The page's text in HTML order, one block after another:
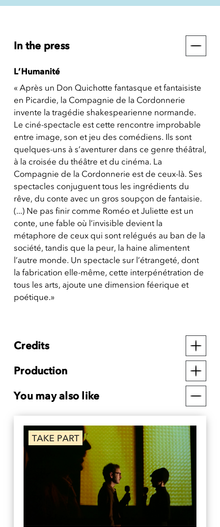
In the press
L’Humanité
« Après un Don Quichotte fantasque et fantaisiste
en Picardie, la Compagnie de la Cordonnerie
invente la tragédie shakespearienne normande.
Le ciné-spectacle est cette rencontre improbable
entre image, son et jeu des comédiens. Ils sont
quelques-uns à s’aventurer dans ce genre théâtral,
à la croisée du théâtre et du cinéma. La
Compagnie de la Cordonnerie est de ceux-là. Ses
spectacles conjuguent tous les ingrédients du
rêve, du conte avec un gros soupçon de fantaisie.
(...) Ne pas finir comme Roméo et Juliette est un
conte, une fable où l’invisible devient la
métaphore de ceux qui sont relégués au ban de la
société, tandis que la peur, la haine alimentent
l’autre monde. Un spectacle sur l’étrangeté, dont
la fabrication elle-même, cette interpénétration de
tous les arts, ajoute une dimension féerique et
poétique.»
Credits
Production
You may also like
TAKE PART